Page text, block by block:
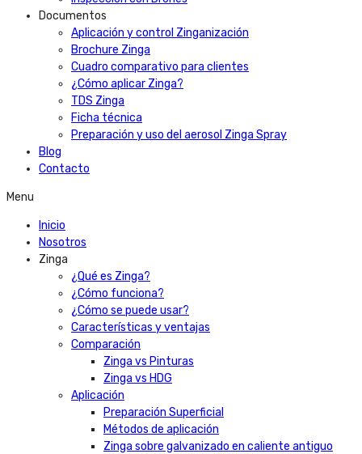
Documentos
Aplicación y control Zinganización
Brochure Zinga
Cuadro comparativo para clientes
¿Cómo aplicar Zinga?
TDS Zinga
Ficha técnica
Preparación y uso del aerosol Zinga Spray
Blog
Contacto
Menu
Inicio
Nosotros
Zinga
¿Qué es Zinga?
¿Cómo funciona?
¿Cómo se puede usar?
Características y ventajas
Comparación
Zinga vs Pinturas
Zinga vs HDG
Aplicación
Preparación Superficial
Métodos de aplicación
Zinga sobre galvanizado en caliente antiguo